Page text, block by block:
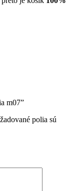
m07”
polia sú